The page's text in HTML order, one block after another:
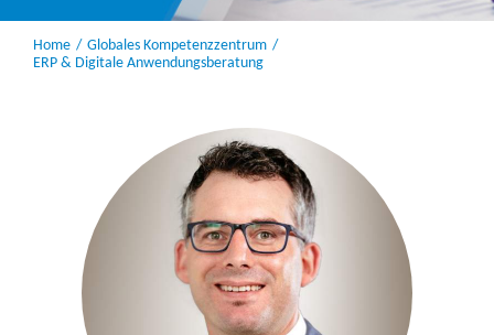
Home
Globales Kompetenzzentrum
ERP & Digitale Anwendungsberatung